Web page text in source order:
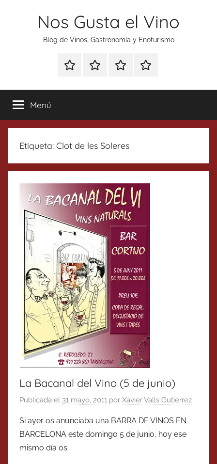
Nos Gusta el Vino
Blog de Vinos, Gastronomía y Enoturismo
Especial
Tonics
Enoturismo
Gastronomía
RankingContacto
Menú
Etiqueta: Clot de les Soleres
La Bacanal del Vino (5 de junio)
Publicada el 31 mayo, 2011 por Xavier Valls Gutierrez
Si ayer os anunciaba una BARRA DE VINOS EN
BARCELONA este domingo 5 de junio, hoy ese
mismo día os